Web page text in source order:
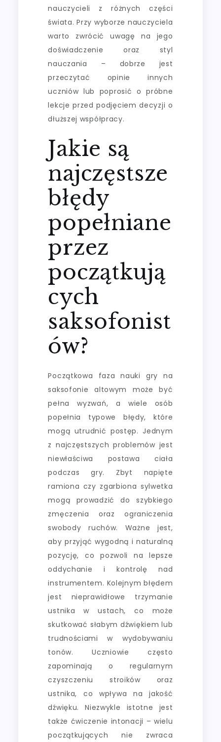
nauczycieli z różnych części
świata. Przy wyborze nauczyciela
warto zwrócić uwagę na jego
doświadczenie oraz styl
nauczania – dobrze jest
przeczytać opinie innych
uczniów lub poprosić o próbne
lekcje przed podjęciem decyzji o
dłuższej współpracy.
Jakie są
najczęstsze
błędy
popełniane
przez
początkują
cych
saksofonist
ów?
Początkowa faza nauki gry na
saksofonie altowym może być
pełna wyzwań, a wiele osób
popełnia typowe błędy, które
mogą utrudnić postęp. Jednym
z najczęstszych problemów jest
niewłaściwa postawa ciała
podczas gry. Zbyt napięte
ramiona czy zgarbiona sylwetka
mogą prowadzić do szybkiego
zmęczenia oraz ograniczenia
swobody ruchów. Ważne jest,
aby przyjąć wygodną i naturalną
pozycję, co pozwoli na lepsze
oddychanie i kontrolę nad
instrumentem. Kolejnym błędem
jest nieprawidłowe trzymanie
ustnika w ustach, co może
skutkować słabym dźwiękiem lub
trudnościami w wydobywaniu
tonów. Uczniowie często
zapominają o regularnym
czyszczeniu stroików oraz
ustnika, co wpływa na jakość
dźwięku. Niezwykle istotne jest
także ćwiczenie intonacji – wielu
początkujących nie zwraca